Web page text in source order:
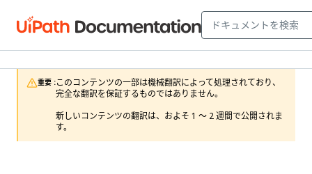
重要 :このコンテンツの一部は機械翻訳によって処理されており、
完全な翻訳を保証するものではありません。
新しいコンテンツの翻訳は、およそ 1 ～ 2 週間で公開されま
す。